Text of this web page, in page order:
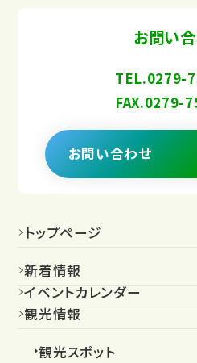
お問い
TEL.0279-
FAX.0279-
お問い合わせ
トップページ
新着情報
イベントカレンダー
観光情報
観光スポット